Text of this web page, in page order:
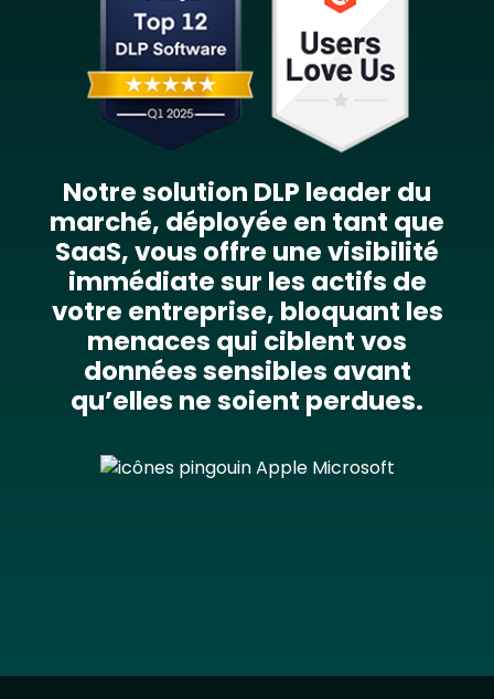
Notre solution DLP leader du
marché, déployée en tant que
SaaS, vous offre une visibilité
immédiate sur les actifs de
votre entreprise, bloquant les
menaces qui ciblent vos
données sensibles avant
qu’elles ne soient perdues.